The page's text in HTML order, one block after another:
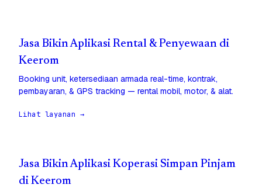
Jasa Bikin Aplikasi Rental & Penyewaan di
Keerom
Booking unit, ketersediaan armada real-time, kontrak,
pembayaran, & GPS tracking — rental mobil, motor, & alat.
Lihat layanan →
Jasa Bikin Aplikasi Koperasi Simpan Pinjam
di Keerom